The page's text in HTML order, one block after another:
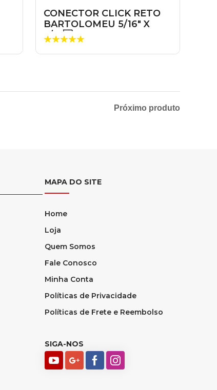
CONECTOR CLICK RETO
BARTOLOMEU 5/16″ X
5/16...
Próximo produto
MAPA DO SITE
Home
Loja
Quem Somos
Fale Conosco
Minha Conta
Políticas de Privacidade
Políticas de Frete e Reembolso
SIGA-NOS